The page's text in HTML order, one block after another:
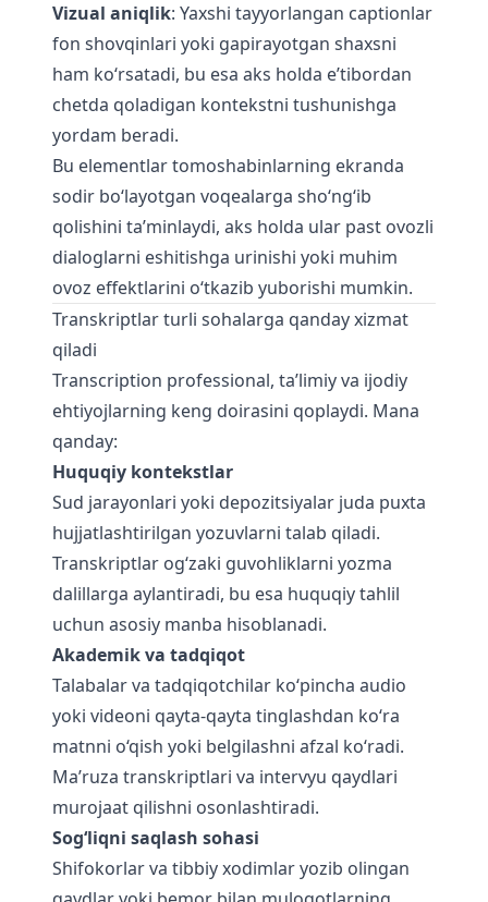
Vizual aniqlik: Yaxshi tayyorlangan captionlar
fon shovqinlari yoki gapirayotgan shaxsni
ham ko‘rsatadi, bu esa aks holda e’tibordan
chetda qoladigan kontekstni tushunishga
yordam beradi.
Bu elementlar tomoshabinlarning ekranda
sodir bo‘layotgan voqealarga sho‘ng‘ib
qolishini ta’minlaydi, aks holda ular past ovozli
dialoglarni eshitishga urinishi yoki muhim
ovoz effektlarini o‘tkazib yuborishi mumkin.
Transkriptlar turli sohalarga qanday xizmat
qiladi
Transcription professional, ta’limiy va ijodiy
ehtiyojlarning keng doirasini qoplaydi. Mana
qanday:
Huquqiy kontekstlar
Sud jarayonlari yoki depozitsiyalar juda puxta
hujjatlashtirilgan yozuvlarni talab qiladi.
Transkriptlar og‘zaki guvohliklarni yozma
dalillarga aylantiradi, bu esa huquqiy tahlil
uchun asosiy manba hisoblanadi.
Akademik va tadqiqot
Talabalar va tadqiqotchilar ko‘pincha audio
yoki videoni qayta-qayta tinglashdan ko‘ra
matnni o‘qish yoki belgilashni afzal ko‘radi.
Ma’ruza transkriptlari va intervyu qaydlari
murojaat qilishni osonlashtiradi.
Sog‘liqni saqlash sohasi
Shifokorlar va tibbiy xodimlar yozib olingan